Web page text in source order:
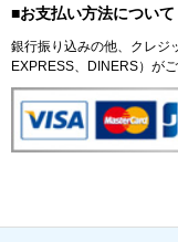
■お支払い方法について
銀行振り込みの他、クレジ
EXPRESS、DINERS）が